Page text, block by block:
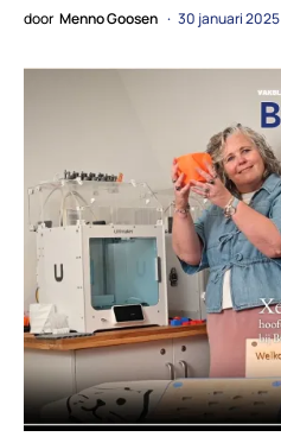
door Menno Goosen 30 januari 2025